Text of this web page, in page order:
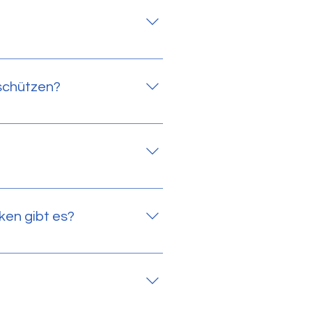
Luft (z. B. Sport,
des Kindes und ob klare
und Interesse am
Reizbarkeit beim
gibt es?
Fake News oder